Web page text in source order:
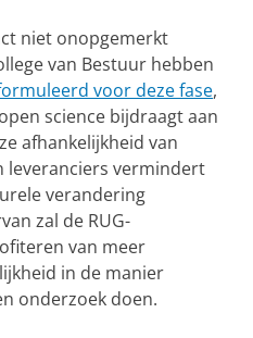
niet onopgemerkt
van Bestuur hebben
voor deze fase,
science bijdraagt aan
afhankelijkheid van
leveranciers vermindert
verandering
zal de RUG-
van meer
in de manier
onderzoek doen.